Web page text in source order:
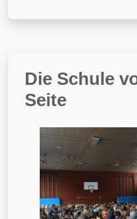
Die Schule
Seite